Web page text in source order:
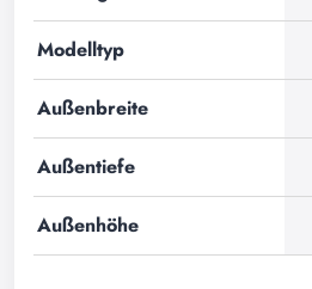
Modelltyp
Außenbreite
Außentiefe
Außenhöhe